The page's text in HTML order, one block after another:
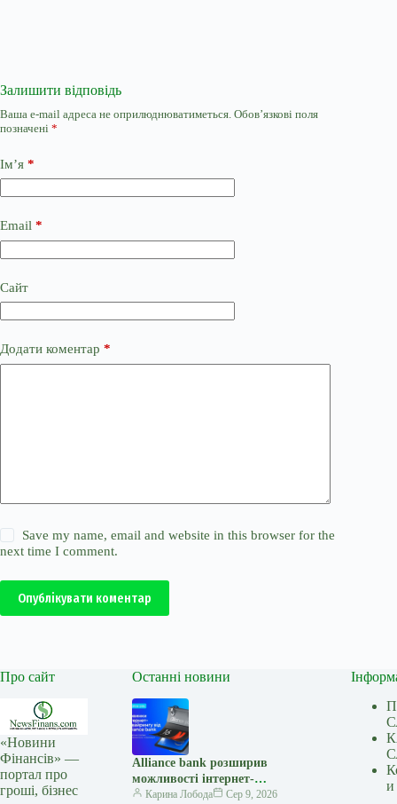
Залишити відповідь
Ваша e-mail адреса не оприлюднюватиметься. Обов’язкові поля
позначені *
Ім’я *
Email *
Сайт
Додати коментар *
Save my name, email and website in this browser for the
next time I comment.
Опублікувати коментар
Про сайт
«Новини
Фінансів» —
портал про
гроші, бізнес
Останні новини
Alliance bank розширив
можливості інтернет-
еквайрингу: три нові функції
Карина Лобода Сер 9, 2026
и